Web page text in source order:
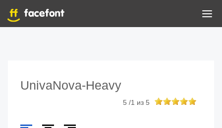
UnivaNova-Heavy
5 /1 из 5